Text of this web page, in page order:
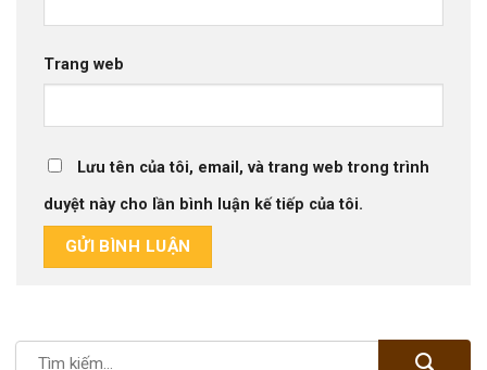
Trang web
Lưu tên của tôi, email, và trang web trong trình
duyệt này cho lần bình luận kế tiếp của tôi.